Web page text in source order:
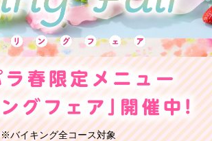
※バイキング全コース対象